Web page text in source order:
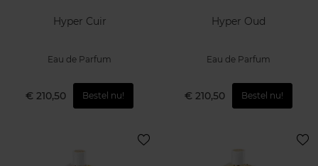
Hyper Cuir
Eau de Parfum
€ 210,50 Bestel nu!
Hyper Oud
Eau de Parfum
€ 210,50 Bestel nu!